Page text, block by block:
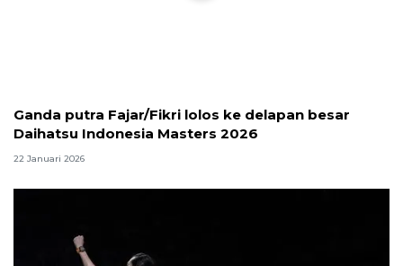
Ganda putra Fajar/Fikri lolos ke delapan besar
Daihatsu Indonesia Masters 2026
22 Januari 2026